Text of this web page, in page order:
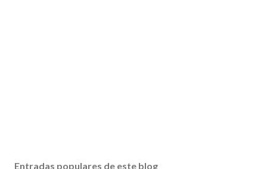
Entradas populares de este blog